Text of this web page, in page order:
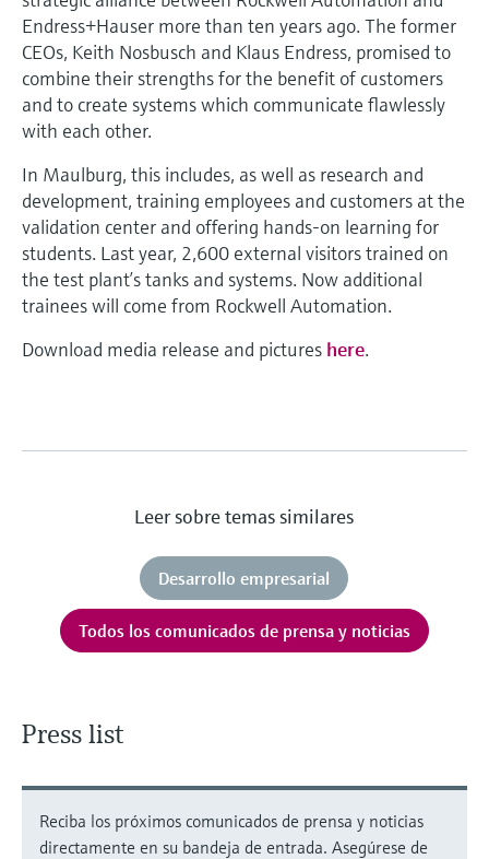
Endress+Hauser more than ten years ago. The former
CEOs, Keith Nosbusch and Klaus Endress, promised to
combine their strengths for the benefit of customers
and to create systems which communicate flawlessly
with each other.
In Maulburg, this includes, as well as research and
development, training employees and customers at the
validation center and offering hands-on learning for
students. Last year, 2,600 external visitors trained on
the test plant’s tanks and systems. Now additional
trainees will come from Rockwell Automation.
Download media release and pictures here.
Leer sobre temas similares
Desarrollo empresarial
Todos los comunicados de prensa y noticias
Press list
Reciba los próximos comunicados de prensa y noticias
directamente en su bandeja de entrada. Asegúrese de